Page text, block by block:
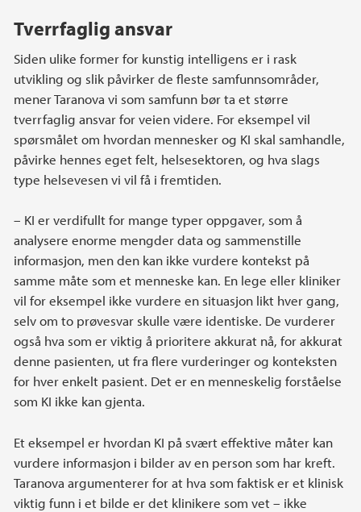
Tverrfaglig ansvar
Siden ulike former for kunstig intelligens er i rask
utvikling og slik påvirker de fleste samfunnsområder,
mener Taranova vi som samfunn bør ta et større
tverrfaglig ansvar for veien videre. For eksempel vil
spørsmålet om hvordan mennesker og KI skal samhandle,
påvirke hennes eget felt, helsesektoren, og hva slags
type helsevesen vi vil få i fremtiden.
– KI er verdifullt for mange typer oppgaver, som å
analysere enorme mengder data og sammenstille
informasjon, men den kan ikke vurdere kontekst på
samme måte som et menneske kan. En lege eller kliniker
vil for eksempel ikke vurdere en situasjon likt hver gang,
selv om to prøvesvar skulle være identiske. De vurderer
også hva som er viktig å prioritere akkurat nå, for akkurat
denne pasienten, ut fra flere vurderinger og konteksten
for hver enkelt pasient. Det er en menneskelig forståelse
som KI ikke kan gjenta.
Et eksempel er hvordan KI på svært effektive måter kan
vurdere informasjon i bilder av en person som har kreft.
Taranova argumenterer for at hva som faktisk er et klinisk
viktig funn i et bilde er det klinikere som vet – ikke